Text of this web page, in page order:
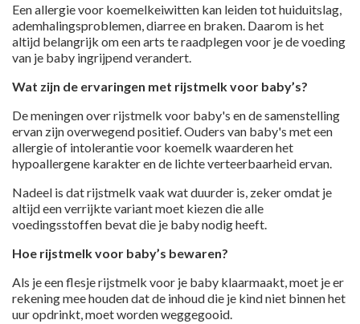
Een allergie voor koemelkeiwitten kan leiden tot huiduitslag,
ademhalingsproblemen, diarree en braken. Daarom is het
altijd belangrijk om een arts te raadplegen voor je de voeding
van je baby ingrijpend verandert.
Wat zijn de ervaringen met rijstmelk voor baby’s?
De meningen over rijstmelk voor baby's en de samenstelling
ervan zijn overwegend positief. Ouders van baby's met een
allergie of intolerantie voor koemelk waarderen het
hypoallergene karakter en de lichte verteerbaarheid ervan.
Nadeel is dat rijstmelk vaak wat duurder is, zeker omdat je
altijd een verrijkte variant moet kiezen die alle
voedingsstoffen bevat die je baby nodig heeft.
Hoe rijstmelk voor baby’s bewaren?
Als je een flesje rijstmelk voor je baby klaarmaakt, moet je er
rekening mee houden dat de inhoud die je kind niet binnen het
uur opdrinkt, moet worden weggegooid.